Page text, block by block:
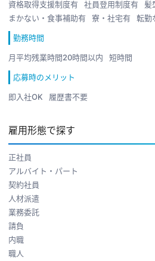
資格取得支援制度有 社員登用制度有 髪
まかない・食事補助有
寮・社宅有 転勤
勤務時間
月平均残業時間20時間以内 短時間
応募時のメリット
即入社OK 履歴書不要
雇用形態で探す
正社員
アルバイト・パート
契約社員
人材派遣
業務委託
請負
内職
職人